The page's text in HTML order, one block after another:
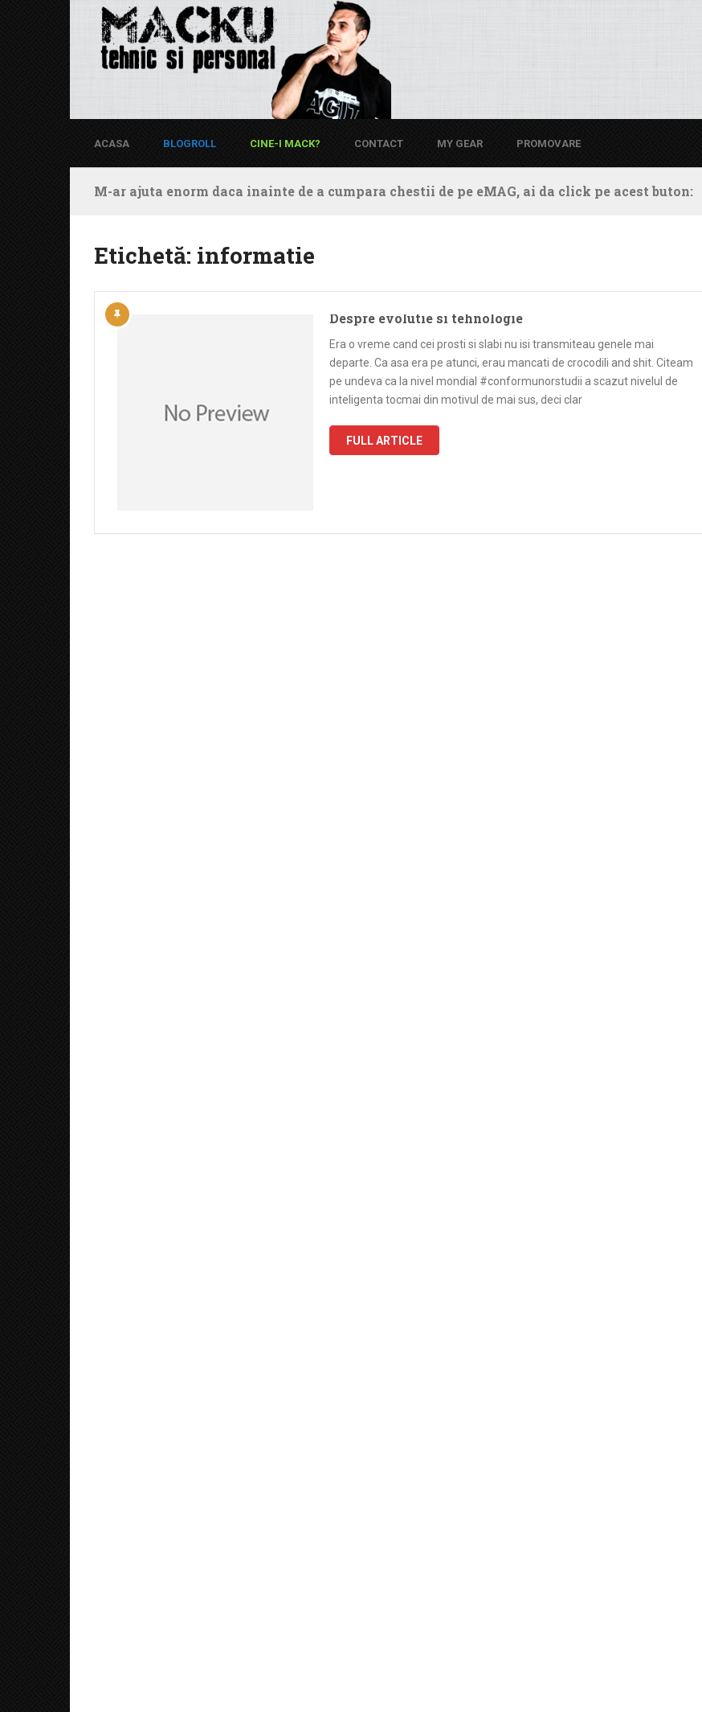
ACASA BLOGROLL CINE-I MACK? CONTACT MY GEAR PROMOVARE
M-ar ajuta enorm daca inainte de a cumpara chestii de pe eMAG, ai da click pe acest buton:
Etichetă: informatie
Despre evolutie si tehnologie
Era o vreme cand cei prosti si slabi nu isi transmiteau genele mai
departe. Ca asa era pe atunci, erau mancati de crocodili and shit. Citeam
pe undeva ca la nivel mondial #conformunorstudii a scazut nivelul de
inteligenta tocmai din motivul de mai sus, deci clar
FULL ARTICLE